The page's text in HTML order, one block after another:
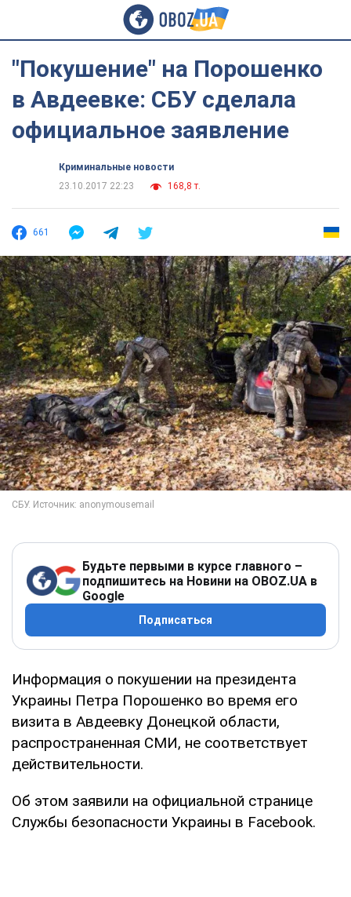
"Покушение" на Порошенко
в Авдеевке: СБУ сделала
официальное заявление
Криминальные новости
23.10.2017 22:23
168,8 т.
661
Будьте первыми в курсе главного –
подпишитесь на Новини на OBOZ.UA в
Google
Подписаться
Информация о покушении на президента
Украины Петра Порошенко во время его
визита в Авдеевку Донецкой области,
распространенная СМИ, не соответствует
действительности.
Об этом заявили на официальной странице
Службы безопасности Украины в Facebook.